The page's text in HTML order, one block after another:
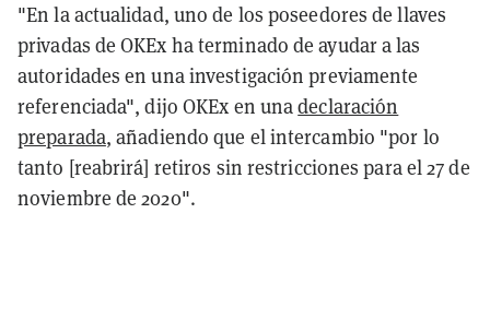
"En la actualidad, uno de los poseedores de llaves
privadas de OKEx ha terminado de ayudar a las
autoridades en una investigación previamente
referenciada", dijo OKEx en unadeclaración
preparada, añadiendo que el intercambio "por lo
tanto [reabrirá] retiros sin restricciones para el 27 de
noviembre de 2020".